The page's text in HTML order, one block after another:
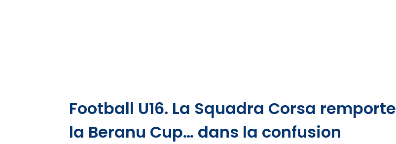
Football U16. La Squadra Corsa remporte
la Beranu Cup… dans la confusion